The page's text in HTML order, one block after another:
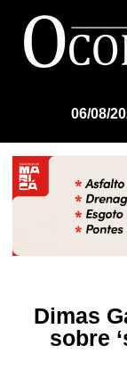
06/08/
Dimas
sobre